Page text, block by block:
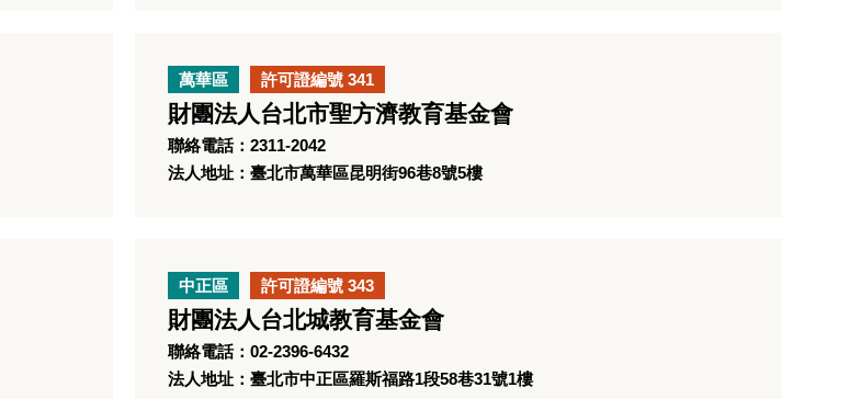
萬華區 許可證編號 341
財團法人台北市聖方濟教育基金會
聯絡電話：2311-2042
法人地址：臺北市萬華區昆明街96巷8號5樓
中正區 許可證編號 343
財團法人台北城教育基金會
聯絡電話：02-2396-6432
法人地址：臺北市中正區羅斯福路1段58巷31號1樓